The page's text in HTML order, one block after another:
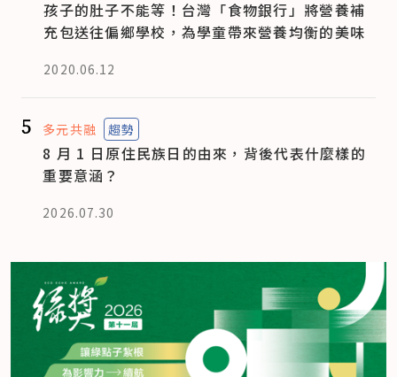
孩子的肚子不能等！台灣「食物銀行」將營養補
充包送往偏鄉學校，為學童帶來營養均衡的美味
2020.06.12
5 多元共融 趨勢
8 月 1 日原住民族日的由來，背後代表什麼樣的
重要意涵？
2026.07.30